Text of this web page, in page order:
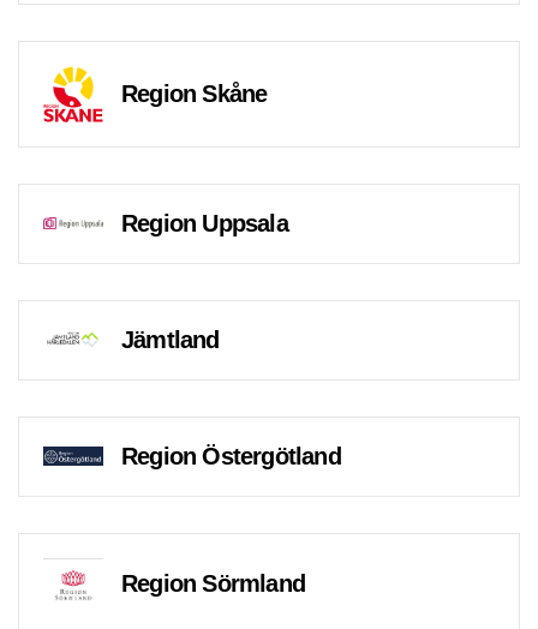
Region Skåne
Region Uppsala
Jämtland
Region Östergötland
Region Sörmland